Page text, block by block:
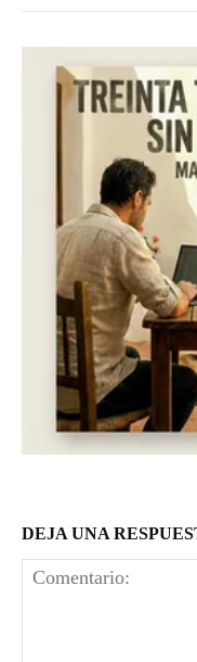
DEJA UNA